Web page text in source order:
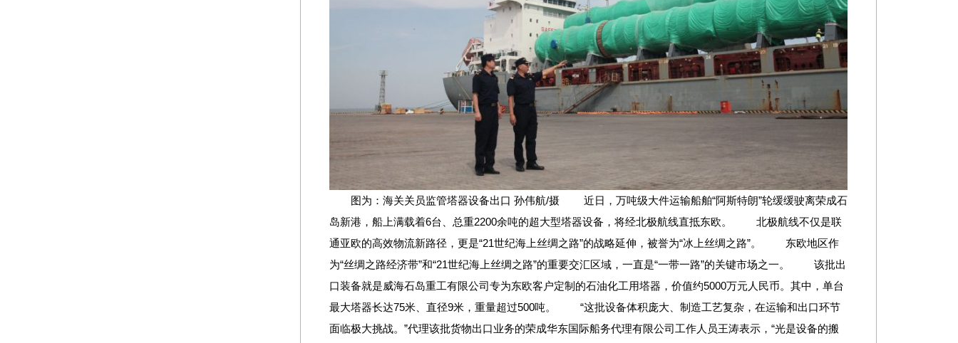
图为：海关关员监管塔器设备出口 孙伟航/摄 近日，万吨级大件运输船舶“阿斯特朗”轮缓缓驶离荣成石
岛新港，船上满载着6台、总重2200余吨的超大型塔器设备，将经北极航线直抵东欧。 北极航线不仅是联
通亚欧的高效物流新路径，更是“21世纪海上丝绸之路”的战略延伸，被誉为“冰上丝绸之路”。 东欧地区作
为“丝绸之路经济带”和“21世纪海上丝绸之路”的重要交汇区域，一直是“一带一路”的关键市场之一。 该批出
口装备就是威海石岛重工有限公司专为东欧客户定制的石油化工用塔器，价值约5000万元人民币。其中，单台
最大塔器长达75米、直径9米，重量超过500吨。 “这批设备体积庞大、制造工艺复杂，在运输和出口环节
面临极大挑战。”代理该批货物出口业务的荣成华东国际船务代理有限公司工作人员王涛表示，“光是设备的搬